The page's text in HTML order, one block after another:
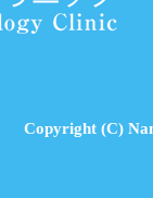
Copyright (C)